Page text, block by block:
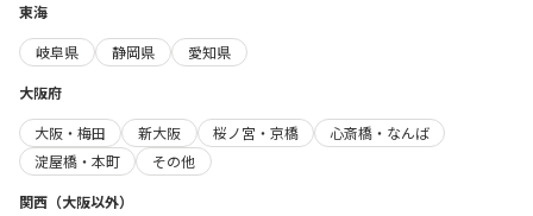
東海
岐阜県
静岡県
愛知県
大阪府
大阪・梅田
新大阪 桜ノ宮・京橋
心斎橋・なんば
淀屋橋・本町
その他
関西（大阪以外）